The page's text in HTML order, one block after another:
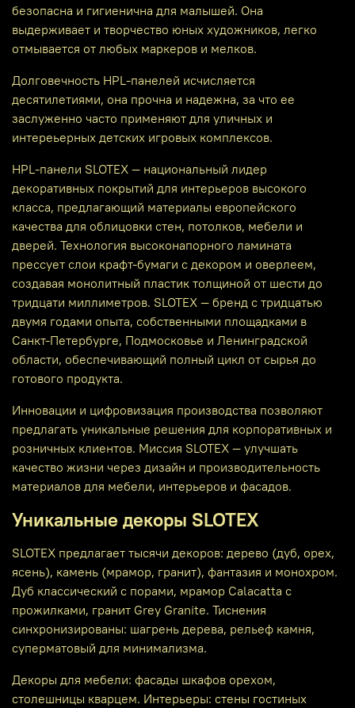
безопасна и гигиенична для малышей. Она
выдерживает и творчество юных художников, легко
отмывается от любых маркеров и мелков.
Долговечность HPL-панелей исчисляется
десятилетиями, она прочна и надежна, за что ее
заслуженно часто применяют для уличных и
интереьерных детских игровых комплексов.
HPL-панели SLOTEX — национальный лидер
декоративных покрытий для интерьеров высокого
класса, предлагающий материалы европейского
качества для облицовки стен, потолков, мебели и
дверей. Технология высоконапорного ламината
прессует слои крафт-бумаги с декором и оверлеем,
создавая монолитный пластик толщиной от шести до
тридцати миллиметров. SLOTEX — бренд с тридцатью
двумя годами опыта, собственными площадками в
Санкт-Петербурге, Подмосковье и Ленинградской
области, обеспечивающий полный цикл от сырья до
готового продукта.
Инновации и цифровизация производства позволяют
предлагать уникальные решения для корпоративных и
розничных клиентов. Миссия SLOTEX — улучшать
качество жизни через дизайн и производительность
материалов для мебели, интерьеров и фасадов.
Уникальные декоры SLOTEX
SLOTEX предлагает тысячи декоров: дерево (дуб, орех,
ясень), камень (мрамор, гранит), фантазия и монохром.
Дуб классический с порами, мрамор Calacatta с
прожилками, гранит Grey Granite. Тиснения
синхронизированы: шагрень дерева, рельеф камня,
суперматовый для минимализма.
Декоры для мебели: фасады шкафов орехом,
столешницы кварцем. Интерьеры: стены гостиных